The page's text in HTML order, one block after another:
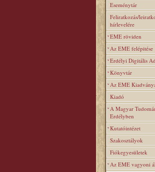
Eseménytár
Feliratkozás/
hírlevelére
EME röviden
Az EME felépitése
Erdélyi Digitális
Könyvtár
Az EME
Kiadó
A Magyar
Erdélyben
Kutatóintézet
Szakosztályok
Fiókegyesületek
Az EME vagyoni